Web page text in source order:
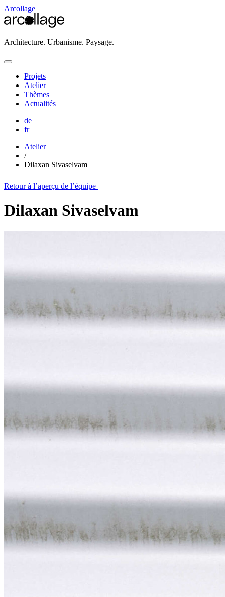
Arcollage
Architecture. Urbanisme. Paysage.
Projets
Atelier
Thèmes
Actualités
de
fr
Atelier
/
Dilaxan Sivaselvam
Retour à l’aperçu de l’équipe
Dilaxan Sivaselvam